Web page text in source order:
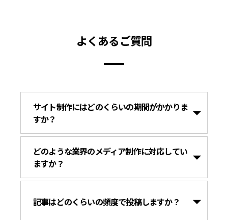
よくあるご質問
サイト制作にはどのくらいの期間がかかりま
すか？
どのような業界のメディア制作に対応してい
ますか？
記事はどのくらいの頻度で投稿しますか？